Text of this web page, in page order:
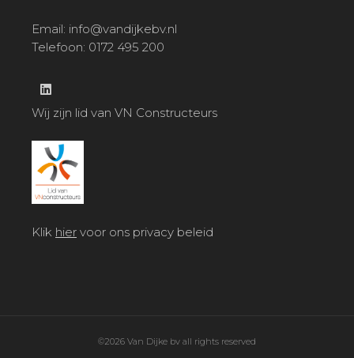
Email: info@vandijkebv.nl
Telefoon: 0172 495 200
Wij zijn lid van VN Constructeurs
Klik hier voor ons privacy beleid
©2026 Van Dijke bv all rights reserved